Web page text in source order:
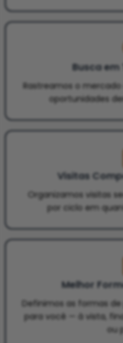
Busca
Rastreamos o
oportunidades
Visitas
Organizamos visitas
por ciclo em
Melhor
Definimos as formas
para você — à vista,
ou